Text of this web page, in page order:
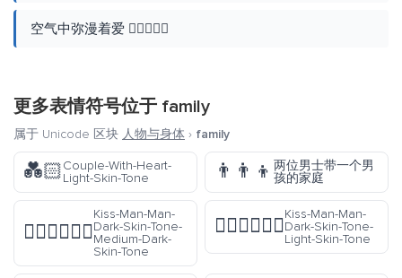
空气中弥漫着爱 🧑🏽‍❤️‍🧑🏻
更多表情符号位于 family
属于 Unicode 区块 人物与身体 › family
💑🏻Couple-With-Heart-
Light-Skin-Tone
👨‍👨‍👦 两位男士带一个男
孩的家庭
👨🏿‍❤️‍💋‍👨🏾
Kiss-Man-Man-
Dark-Skin-Tone-
Medium-Dark-
Skin-Tone
👨🏿‍❤️‍💋‍👨🏻
Kiss-Man-Man-
Dark-Skin-Tone-
Light-Skin-Tone